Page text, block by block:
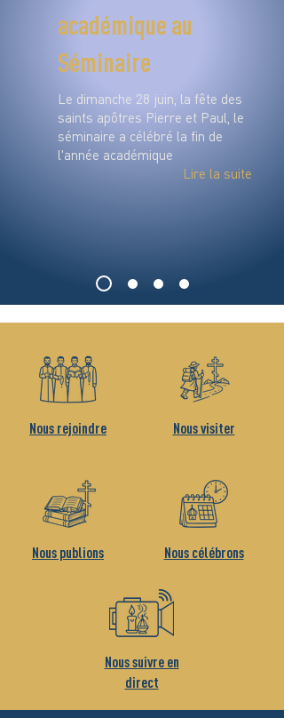
académique au
Séminaire
Le dimanche 28 juin, la fête des
saints apôtres Pierre et Paul, le
séminaire a célébré la fin de
l'année académique
Lire la suite
Nous rejoindre
Nous publions
Nous visiter
Nous célébrons
Nous suivre en
direct